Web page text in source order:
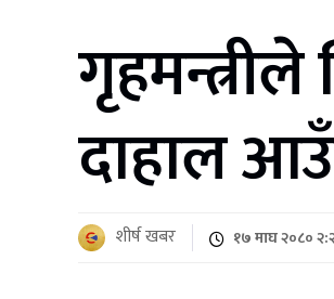
दाहाल
शीर्ष खबर १७ माघ २०८०